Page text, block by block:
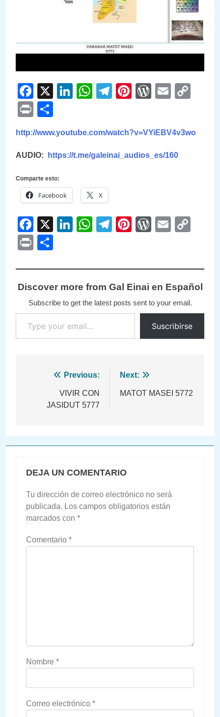
Facebook
X LinkedIn
WhatsApp
Telegram
PinterestEmail
Print
http://www.youtube.com/watch?v=VYiEBV4v3wo
AUDIO: https://t.me/galeinai_audios_es/160
Comparte esto:
Facebook X
Facebook
X LinkedIn
WhatsApp
Telegram
PinterestEmail
Print
Discover more from Gal Einai en Español
Subscribe to get the latest posts sent to your email.
Type your email…
Suscribirse
Navegación
Previous:
VIVIR CON
JASIDUT 5777
Next:
MATOT MASEI 5772
DEJA UN COMENTARIO
Tu dirección de correo electrónico no será
publicada. Los campos obligatorios están
marcados con *
Comentario *
Nombre *
Correo electrónico *